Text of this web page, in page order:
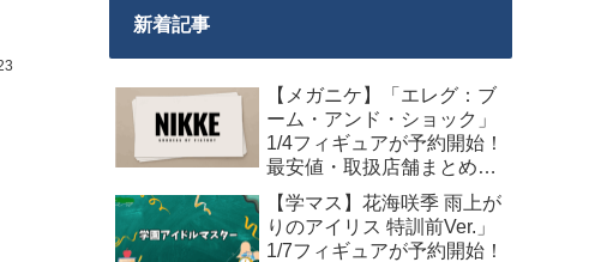
新着記事
【メガニケ】「エレグ：ブ
ーム・アンド・ショック」
1/4フィギュアが予約開始！
最安値・取扱店舗まとめ
【2027年10月発売】
【学マス】花海咲季 雨上が
りのアイリス 特訓前Ver.」
1/7フィギュアが予約開始！